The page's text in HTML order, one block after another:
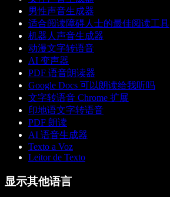
男性声音生成器
适合阅读障碍人士的最佳阅读工具
机器人声音生成器
动漫文字转语音
AI 变声器
PDF 语音朗读器
Google Docs 可以朗读给我听吗
文字转语音 Chrome 扩展
印地语文字转语音
PDF 朗读
AI 语音生成器
Texto a Voz
Leitor de Texto
显示其他语言